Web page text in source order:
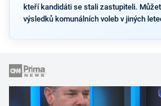
kteří kandidáti se stali zastupiteli.
výsledků komunálních voleb v jiných